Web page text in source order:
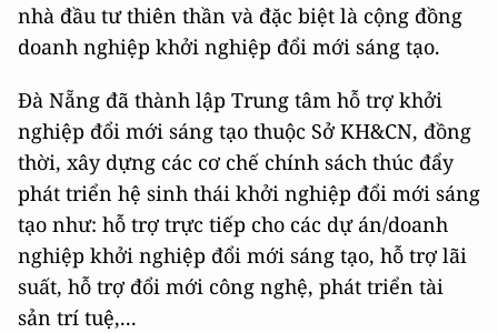
nhà đầu tư thiên thần và đặc biệt là cộng đồng
doanh nghiệp khởi nghiệp đổi mới sáng tạo.
Đà Nẵng đã thành lập Trung tâm hỗ trợ khởi
nghiệp đổi mới sáng tạo thuộc Sở KH&CN, đồng
thời, xây dựng các cơ chế chính sách thúc đẩy
phát triển hệ sinh thái khởi nghiệp đổi mới sáng
tạo như: hỗ trợ trực tiếp cho các dự án/doanh
nghiệp khởi nghiệp đổi mới sáng tạo, hỗ trợ lãi
suất, hỗ trợ đổi mới công nghệ, phát triển tài
sản trí tuệ,...